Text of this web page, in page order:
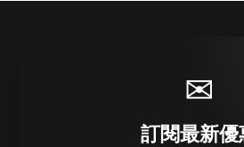
✉
訂閱最新優